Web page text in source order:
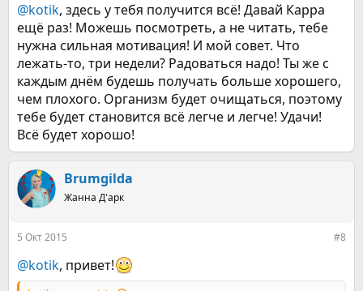
@kotik, здесь у тебя получится всё! Давай Карра
ещё раз! Можешь посмотреть, а не читать, тебе
нужна сильная мотивация! И мой совет. Что
лежать-то, три недели? Радоваться надо! Ты же с
каждым днём будешь получать больше хорошего,
чем плохого. Организм будет очищаться, поэтому
тебе будет становится всё легче и легче! Удачи!
Всё будет хорошо!
Brumgilda
Жанна Д'арк
5 Окт 2015 #8
@kotik, привет!